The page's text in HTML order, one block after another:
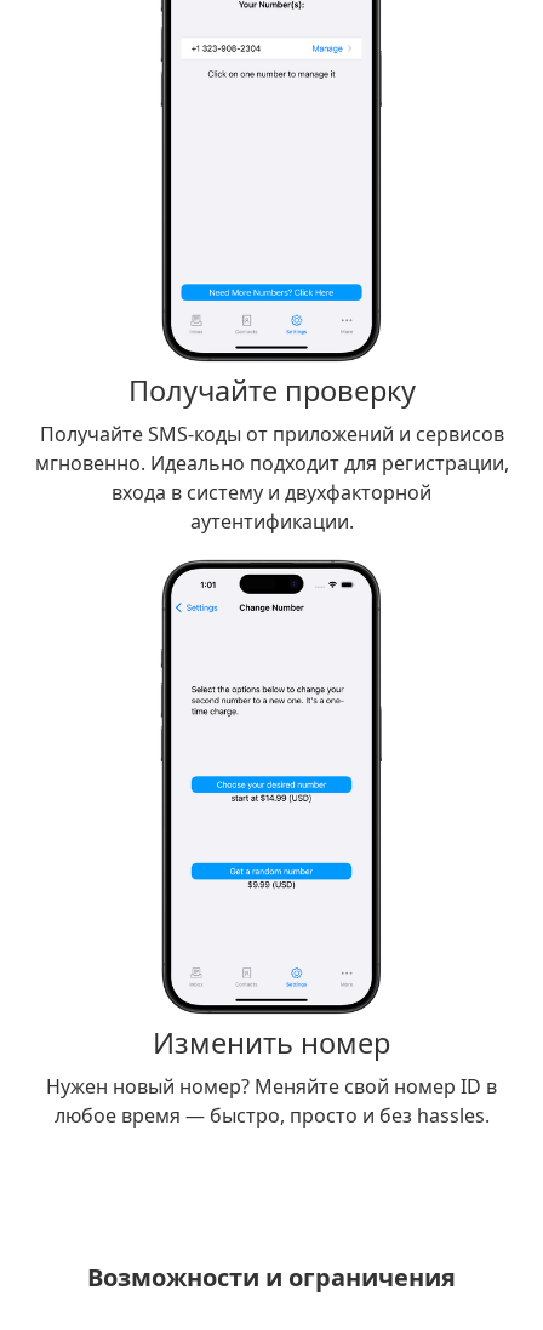
Получайте проверку
Получайте SMS-коды от приложений и сервисов
мгновенно. Идеально подходит для регистрации,
входа в систему и двухфакторной
аутентификации.
Изменить номер
Нужен новый номер? Меняйте свой номер ID в
любое время — быстро, просто и без hassles.
Возможности и ограничения